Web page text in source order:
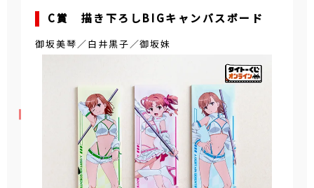
C賞 描き下ろしBIGキャンバスボード
御坂美琴／白井黒子／御坂妹